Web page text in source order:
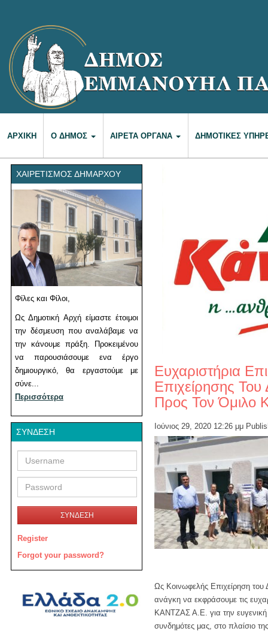
ΑΡΧΙΚΉ Ο ΔΉΜΟΣ ΑΙΡΕΤΆ ΌΡΓΑΝΑ ΔΗΜΟΤΙΚΈΣ
ΧΑΙΡΕΤΙΣΜΌΣ ΔΗΜΆΡΧΟΥ
Φίλες και Φίλοι,
Ως Δημοτική Αρχή είμαστε έτοιμοι
την δέσμευση που αναλάβαμε να
την κάνουμε πράξη. Προκειμένου
να παρουσιάσουμε ενα έργο
δημιουργικό, θα εργαστούμε με
σύνε...
Περισσότερα
ΣΎΝΔΕΣΗ
Username
Password
ΣΥΝΔΕΣΗ
Register
Forgot your password?
Ευχαριστήρια
Επιχείρησης
Προς Τον Όμιλο
Ιούνιος 29, 2020 12:26 μμ
Ως Κοινωφελής Επιχείρηση
ανάγκη να εκφράσουμε τις
ΚΑΝΤΖΑΣ Α.Ε. για την
συνδημότες μας, στο πλαίσιο